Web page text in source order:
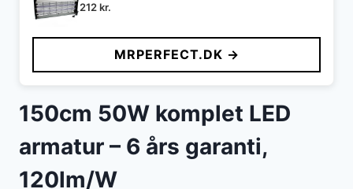
212kr.
MRPERFECT.DK →
150cm 50W komplet LED
armatur – 6 års garanti,
120lm/W